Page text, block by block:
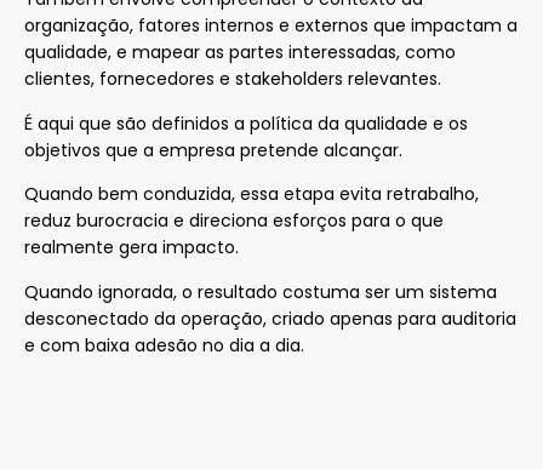
organização, fatores internos e externos que impactam a
qualidade, e mapear as partes interessadas, como
clientes, fornecedores e stakeholders relevantes.
É aqui que são definidos a política da qualidade e os
objetivos que a empresa pretende alcançar.
Quando bem conduzida, essa etapa evita retrabalho,
reduz burocracia e direciona esforços para o que
realmente gera impacto.
Quando ignorada, o resultado costuma ser um sistema
desconectado da operação, criado apenas para auditoria
e com baixa adesão no dia a dia.